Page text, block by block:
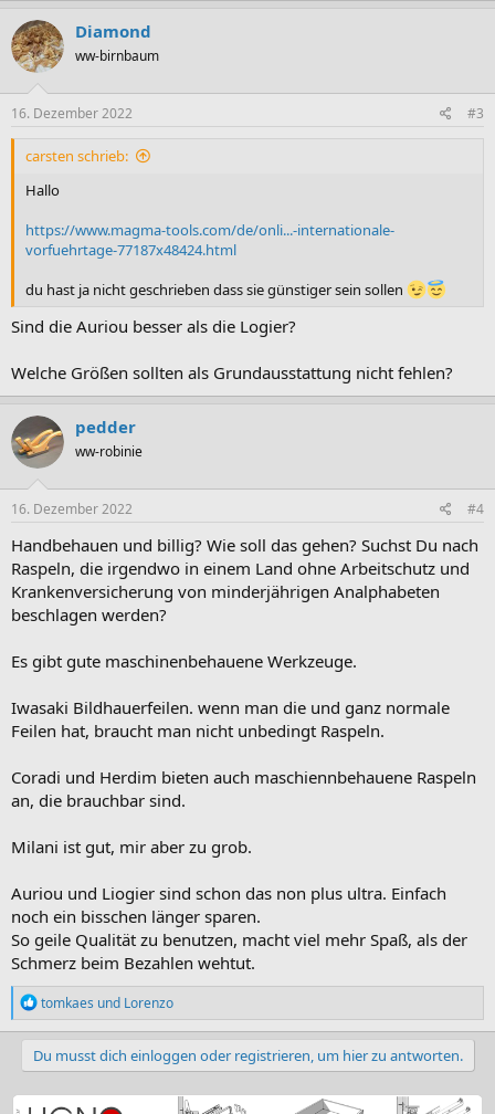
a
k
t
i
o
n
e
Diamond
ww-birnbaum
16. Dezember 2022 #3
carsten schrieb:
Hallo
https://www.magma-tools.com/de/onli...-internationale-
vorfuehrtage-77187x48424.html
du hast ja nicht geschrieben dass sie günstiger sein sollen
Sind die Auriou besser als die Logier?
Welche Größen sollten als Grundausstattung nicht fehlen?
pedder
ww-robinie
16. Dezember 2022 #4
Handbehauen und billig? Wie soll das gehen? Suchst Du nach
Raspeln, die irgendwo in einem Land ohne Arbeitschutz und
Krankenversicherung von minderjährigen Analphabeten
beschlagen werden?
Es gibt gute maschinenbehauene Werkzeuge.
Iwasaki Bildhauerfeilen. wenn man die und ganz normale
Feilen hat, braucht man nicht unbedingt Raspeln.
Coradi und Herdim bieten auch maschiennbehauene Raspeln
an, die brauchbar sind.
Milani ist gut, mir aber zu grob.
Auriou und Liogier sind schon das non plus ultra. Einfach
noch ein bisschen länger sparen.
So geile Qualität zu benutzen, macht viel mehr Spaß, als der
Schmerz beim Bezahlen wehtut.
R
e
a
k
t
o
tomkaes und Lorenzo
Du musst dich einloggen oder registrieren, um hier zu antworten.